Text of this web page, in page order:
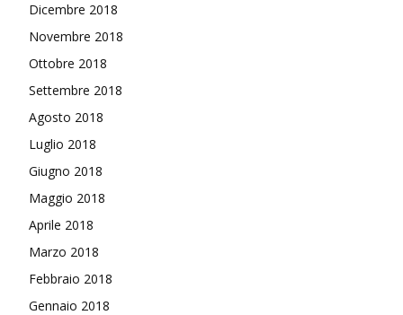
Dicembre 2018
Novembre 2018
Ottobre 2018
Settembre 2018
Agosto 2018
Luglio 2018
Giugno 2018
Maggio 2018
Aprile 2018
Marzo 2018
Febbraio 2018
Gennaio 2018